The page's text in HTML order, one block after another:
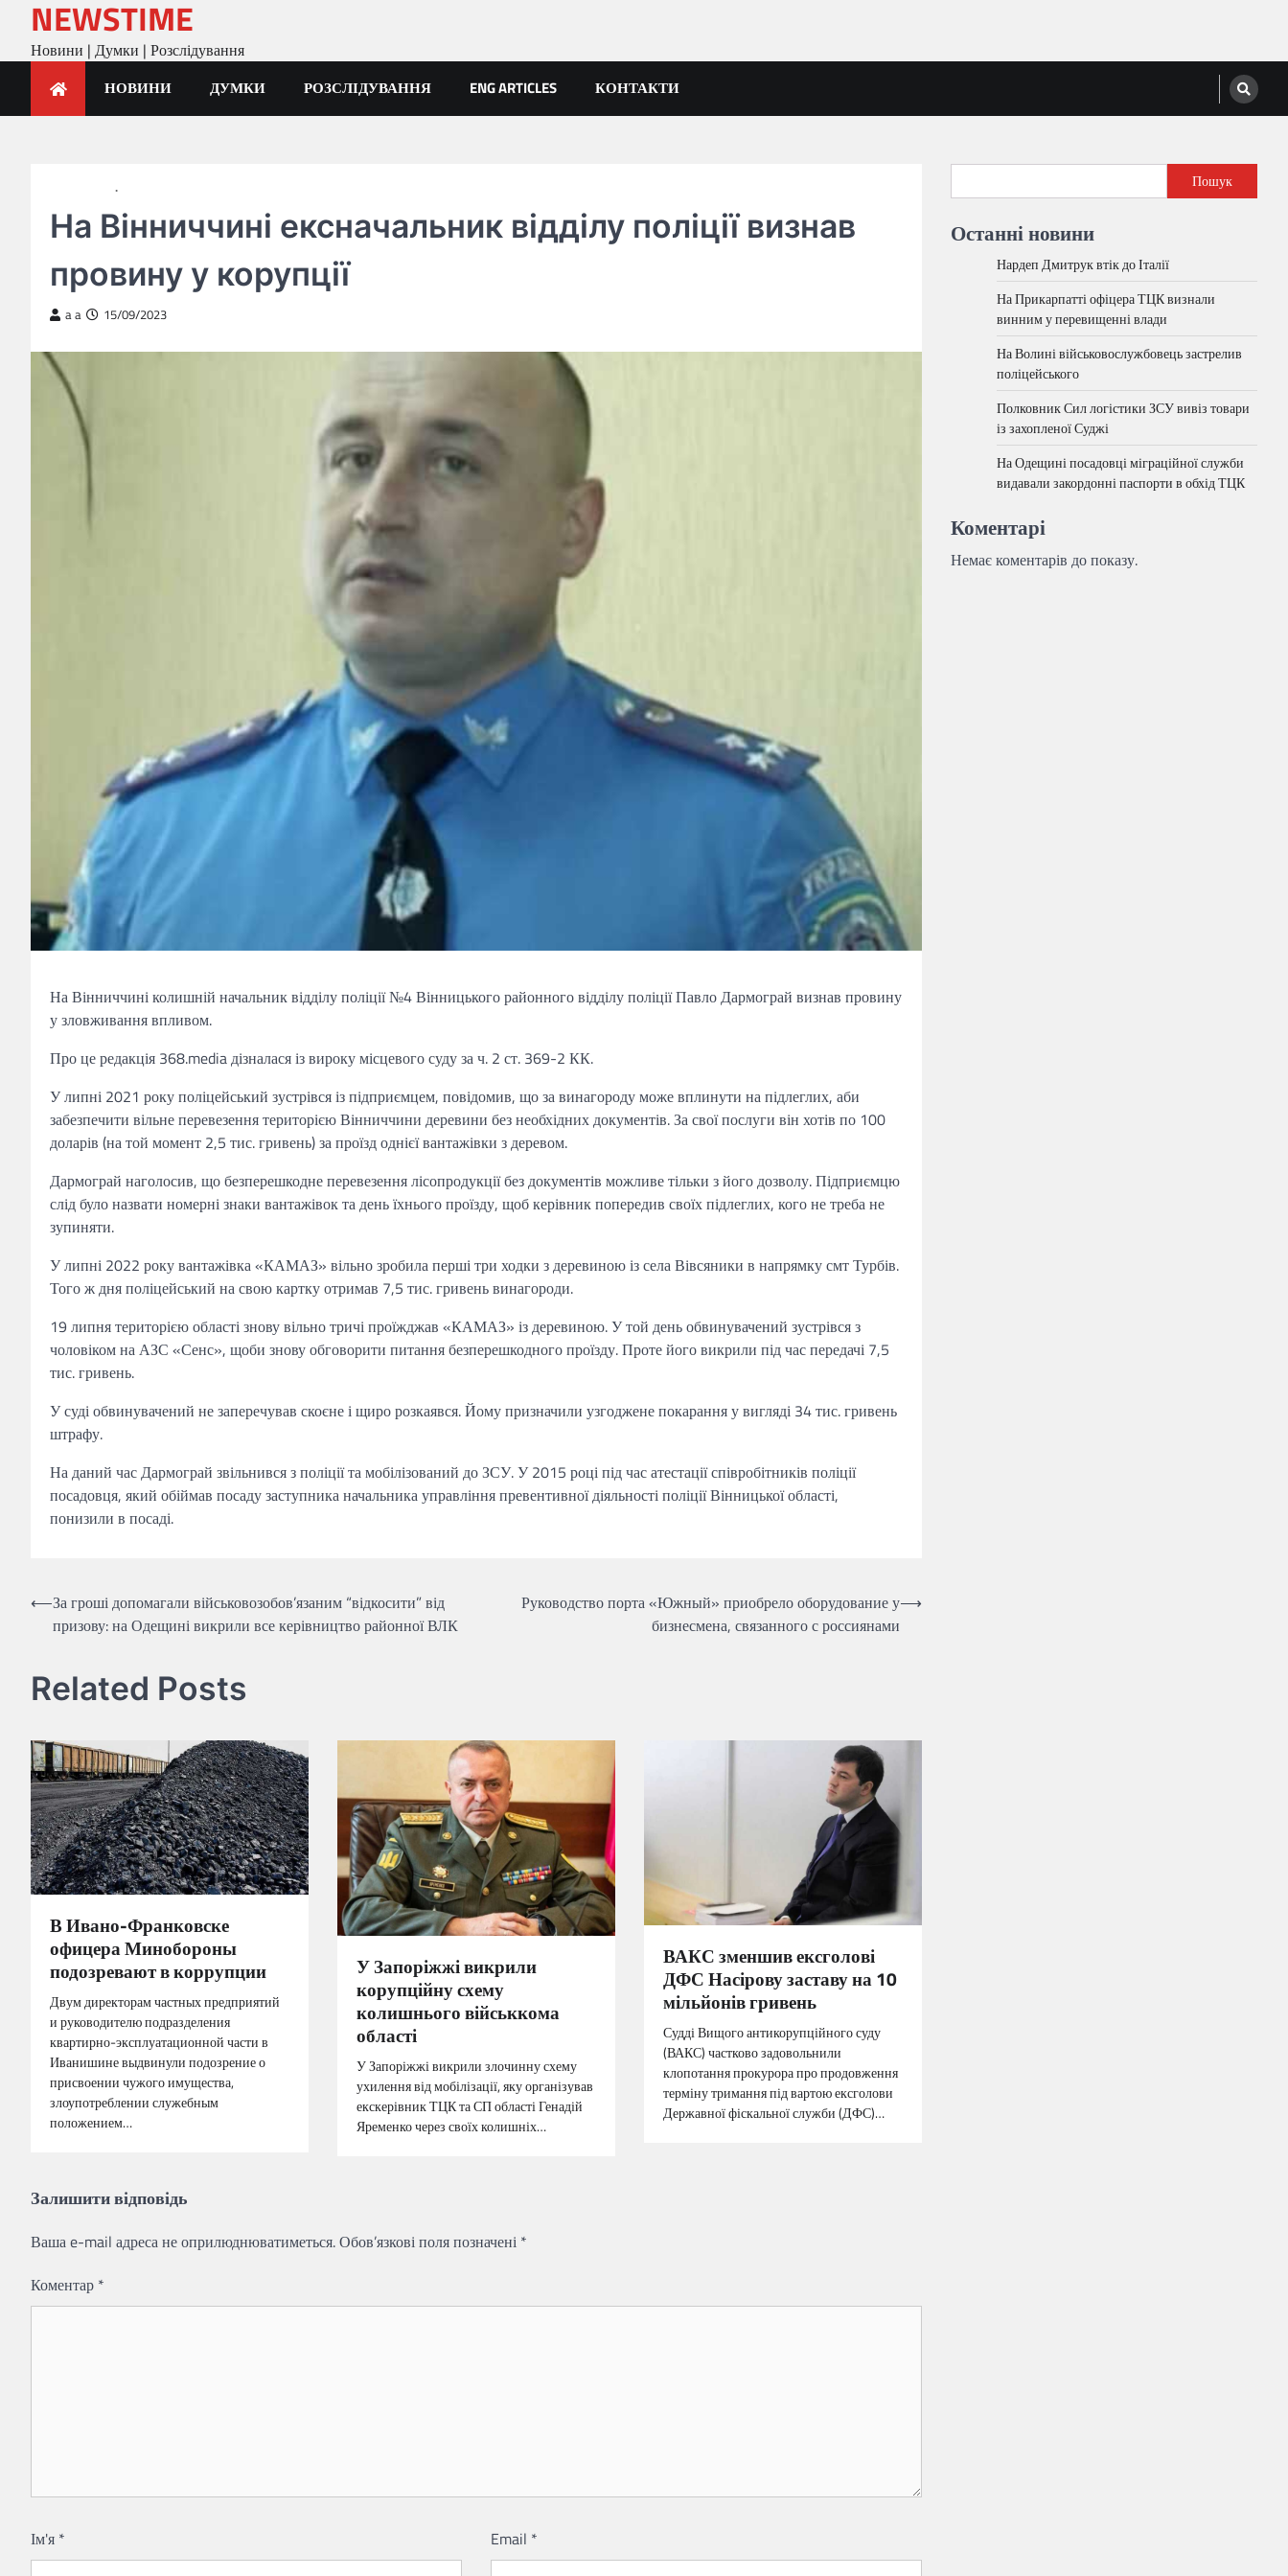
content
NEWSTIME
Новини | Думки | Розслідування
НОВИНИ ДУМКИ РОЗСЛІДУВАННЯ ENG ARTICLES КОНТАКТИ
На Вінниччині ексначальник відділу поліції визнав
провину у корупції
a a 15/09/2023
На Вінниччині колишній начальник відділу поліції №4 Вінницького районного відділу поліції Павло Дармограй визнав провину
у зловживання впливом.
Про це редакція 368.media дізналася із вироку місцевого суду за ч. 2 ст. 369-2 КК.
У липні 2021 року поліцейський зустрівся із підприємцем, повідомив, що за винагороду може вплинути на підлеглих, аби
забезпечити вільне перевезення територією Вінниччини деревини без необхідних документів. За свої послуги він хотів по 100
доларів (на той момент 2,5 тис. гривень) за проїзд однієї вантажівки з деревом.
Дармограй наголосив, що безперешкодне перевезення лісопродукції без документів можливе тільки з його дозволу. Підприємцю
слід було назвати номерні знаки вантажівок та день їхнього проїзду, щоб керівник попередив своїх підлеглих, кого не треба не
зупиняти.
У липні 2022 року вантажівка «КАМАЗ» вільно зробила перші три ходки з деревиною із села Вівсяники в напрямку смт Турбів.
Того ж дня поліцейський на свою картку отримав 7,5 тис. гривень винагороди.
19 липня територією області знову вільно тричі проїжджав «КАМАЗ» із деревиною. У той день обвинувачений зустрівся з
чоловіком на АЗС «Сенс», щоби знову обговорити питання безперешкодного проїзду. Проте його викрили під час передачі 7,5
тис. гривень.
У суді обвинувачений не заперечував скоєне і щиро розкаявся. Йому призначили узгоджене покарання у вигляді 34 тис. гривень
штрафу.
На даний час Дармограй звільнився з поліції та мобілізований до ЗСУ. У 2015 році під час атестації співробітників поліції
посадовця, який обіймав посаду заступника начальника управління превентивної діяльності поліції Вінницької області,
понизили в посаді.
Навігація
записів
⟵За гроші допомагали військовозобов’язаним “відкосити” від
призову: на Одещині викрили все керівництво районної ВЛК
Руководство порта «Южный» приобрело оборудование у
бизнесмена, связанного с россиянами
⟶
Related Posts
В Ивано-Франковске
офицера Минобороны
подозревают в коррупции
Двум директорам частных предприятий
и руководителю подразделения
квартирно-эксплуатационной части в
Иванишине выдвинули подозрение о
присвоении чужого имущества,
злоупотреблении служебным
положением…
У Запоріжжі викрили
корупційну схему
колишнього військкома
області
У Запоріжжі викрили злочинну схему
ухилення від мобілізації, яку організував
екскерівник ТЦК та СП області Генадій
Яременко через своїх колишніх…
ВАКС зменшив ексголові
ДФС Насірову заставу на 10
мільйонів гривень
Судді Вищого антикорупційного суду
(ВАКС) частково задовольнили
клопотання прокурора про продовження
терміну тримання під вартою ексголови
Державної фіскальної служби (ДФС)…
Залишити відповідь
Ваша e-mail адреса не оприлюднюватиметься.Обов’язкові поля позначені *
Коментар *
Ім'я * Email *
Пошук
Останні новини
Нардеп Дмитрук втік до Італії
На Прикарпатті офіцера ТЦК визнали
винним у перевищенні влади
На Волині військовослужбовець застрелив
поліцейського
Полковник Сил логістики ЗСУ вивіз товари
із захопленої Суджі
На Одещині посадовці міграційної служби
видавали закордонні паспорти в обхід ТЦК
Коментарі
Немає коментарів до показу.